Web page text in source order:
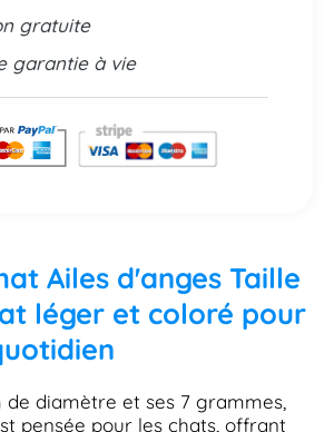
gratuite
garantie à vie
Ailes d'anges Taille
léger et coloré pour
de diamètre et ses 7 grammes,
pensée pour les chats, offrant